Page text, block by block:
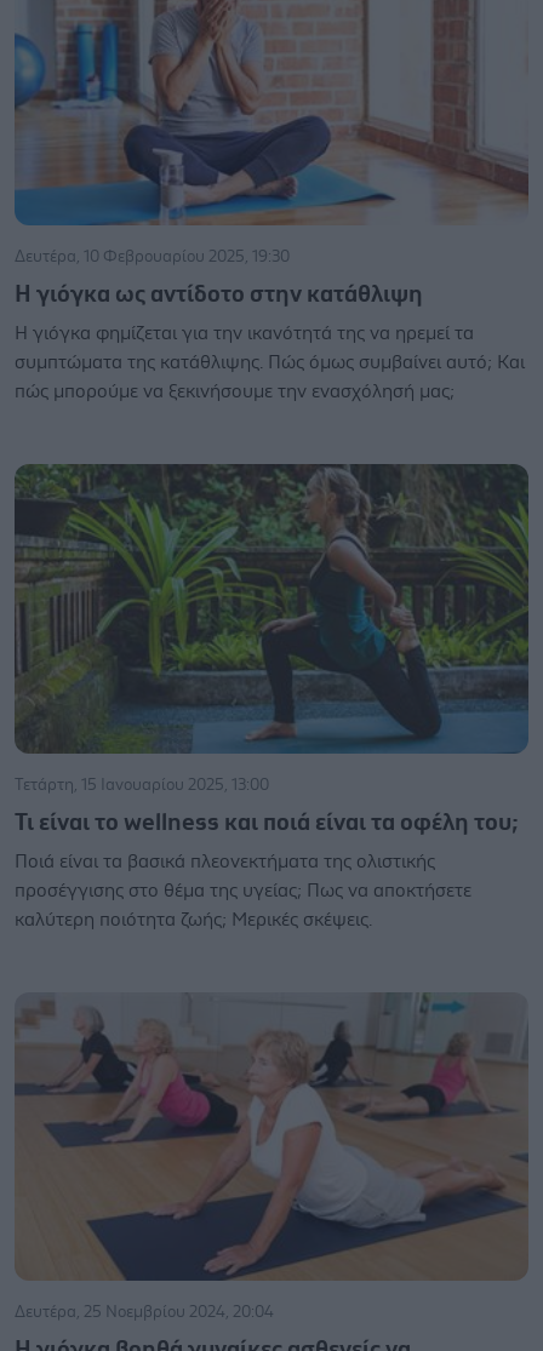
Δευτέρα, 10 Φεβρουαρίου 2025, 19:30
Η γιόγκα ως αντίδοτο στην κατάθλιψη
Η γιόγκα φημίζεται για την ικανότητά της να ηρεμεί τα
συμπτώματα της κατάθλιψης. Πώς όμως συμβαίνει αυτό; Και
πώς μπορούμε να ξεκινήσουμε την ενασχόλησή μας;
Τετάρτη, 15 Ιανουαρίου 2025, 13:00
Τι είναι το wellness και ποιά είναι τα οφέλη του;
Ποιά είναι τα βασικά πλεονεκτήματα της ολιστικής
προσέγγισης στο θέμα της υγείας; Πως να αποκτήσετε
καλύτερη ποιότητα ζωής; Μερικές σκέψεις.
Δευτέρα, 25 Νοεμβρίου 2024, 20:04